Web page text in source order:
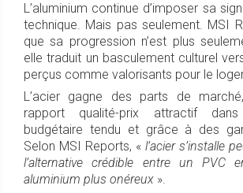
L’aluminium continue d’imposer sa
technique. Mais pas seulement. MSI
que sa progression n’est plus
elle traduit un basculement culturel
perçus comme valorisants pour le
L’acier gagne des parts de
rapport qualité-prix attractif
budgétaire tendu et grâce à des
Selon MSI Reports, « l’acier s’installe
l’alternative crédible entre un PVC
aluminium plus onéreux ».